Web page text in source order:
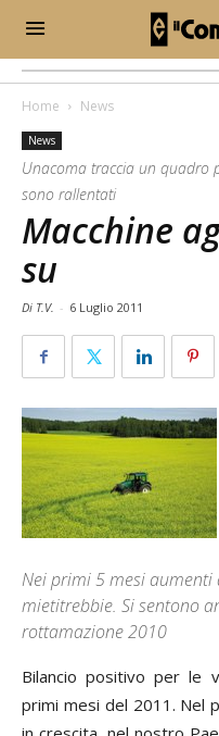
Home News
News
Unacoma traccia un quadro
sono rallentati
Macchine
su
Di T.V. - 6 Luglio 2011
Nei primi 5 mesi
mietitrebbie. Si sentono
rottamazione 2010
Bilancio positivo per le
primi mesi del 2011. Nel